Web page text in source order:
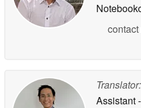
Translator:
Assistant